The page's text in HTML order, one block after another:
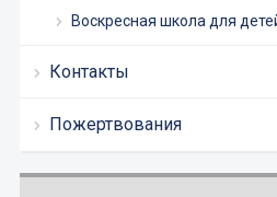
Воскресная школа для
Контакты
Пожертвования